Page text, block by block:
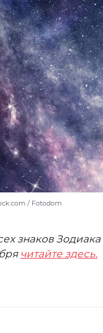
/ Fotodom
знаков Зодиака
читайте здесь.